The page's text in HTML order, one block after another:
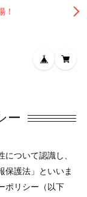
！
ー
ついて認識し、
保護法」といいま
ポリシー（以下